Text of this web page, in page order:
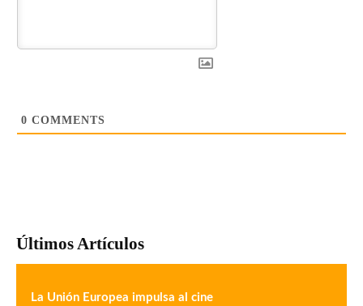
0 COMMENTS
Últimos Artículos
La Unión Europea impulsa al cine